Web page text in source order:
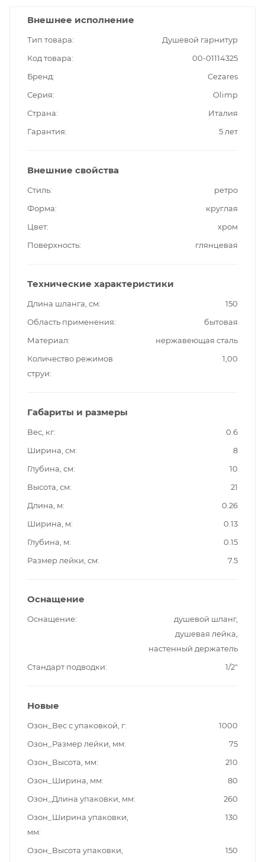
Внешнее исполнение
Тип товара
Душевой гарнитур
Код товара
00-01114325
Бренд
Cezares
Серия
Olimp
Страна
Италия
Гарантия
5 лет
Внешние свойства
Стиль
ретро
Форма
круглая
Цвет
хром
Поверхность
глянцевая
Технические характеристики
Длина шланга, см
150
Область применения
бытовая
Материал
нержавеющая сталь
Количество режимов
струи
1,00
Габариты и размеры
Вес, кг
0.6
Ширина, см
8
Глубина, см
10
Высота, см
21
Длина, м
0.26
Ширина, м
0.13
Глубина, м
0.15
Размер лейки, см
7.5
Оснащение
Оснащение
душевой шланг,
душевая лейка,
настенный держатель
Стандарт подводки
1/2"
Новые
Озон_Вес с упаковкой, г
1000
Озон_Размер лейки, мм
75
Озон_Высота, мм
210
Озон_Ширина, мм
80
Озон_Длина упаковки, мм
260
Озон_Ширина упаковки,
мм
130
Озон_Высота упаковки,
150